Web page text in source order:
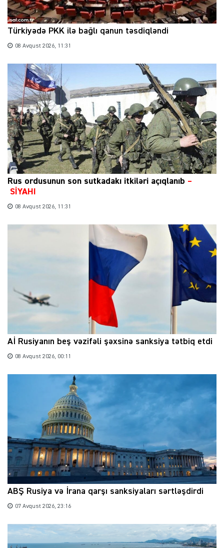
Türkiyədə PKK ilə bağlı qanun təsdiqləndi
08 Avqust 2026, 11:31
Rus ordusunun son sutkadakı itkiləri açıqlanıb –
SİYAHI
08 Avqust 2026, 11:31
Aİ Rusiyanın beş vəzifəli şəxsinə sanksiya tətbiq etdi
08 Avqust 2026, 00:11
ABŞ Rusiya və İrana qarşı sanksiyaları sərtləşdirdi
07 Avqust 2026, 23:16